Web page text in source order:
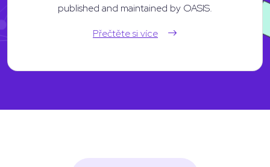
published and maintained by OASIS.
Přečtěte si více